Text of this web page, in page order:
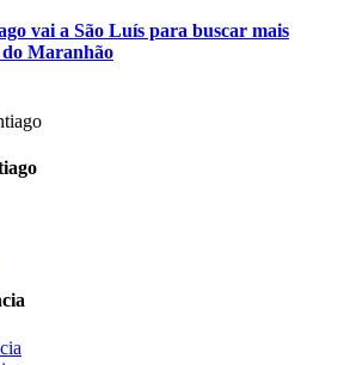
vai a São Luís para buscar mais
Maranhão